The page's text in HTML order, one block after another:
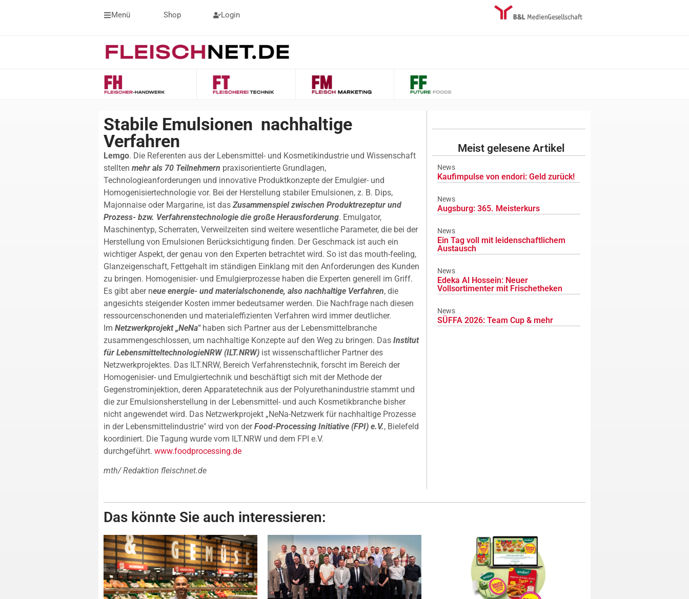
Menü Shop Login
Stabile Emulsionen  nachhaltige
Verfahren
Lemgo. Die Referenten aus der Lebensmittel- und Kosmetikindustrie und Wissenschaft
stellten mehr als 70 Teilnehmern praxisorientierte Grundlagen,
Technologieanforderungen und innovative Produktkonzepte der Emulgier- und
Homogenisiertechnologie vor. Bei der Herstellung stabiler Emulsionen, z. B. Dips,
Majonnaise oder Margarine, ist das Zusammenspiel zwischen Produktrezeptur und
Prozess- bzw. Verfahrenstechnologie die große Herausforderung. Emulgator,
Maschinentyp, Scherraten, Verweilzeiten sind weitere wesentliche Parameter, die bei der
Herstellung von Emulsionen Berücksichtigung finden. Der Geschmack ist auch ein
wichtiger Aspekt, der genau von den Experten betrachtet wird. So ist das mouth-feeling,
Glanzeigenschaft, Fettgehalt im ständigen Einklang mit den Anforderungen des Kunden
zu bringen. Homogenisier- und Emulgierprozesse haben die Experten generell im Griff.
Es gibt aber neue energie- und materialschonende, also nachhaltige Verfahren, die
angesichts steigender Kosten immer bedeutsamer werden. Die Nachfrage nach diesen
ressourcenschonenden und materialeffizienten Verfahren wird immer deutlicher.
Im Netzwerkprojekt „NeNa" haben sich Partner aus der Lebensmittelbranche
zusammengeschlossen, um nachhaltige Konzepte auf den Weg zu bringen. Das Institut
für LebensmitteltechnologieNRW (ILT.NRW) ist wissenschaftlicher Partner des
Netzwerkprojektes. Das ILT.NRW, Bereich Verfahrenstechnik, forscht im Bereich der
Homogenisier- und Emulgiertechnik und beschäftigt sich mit der Methode der
Gegenstrominjektion, deren Apparatetechnik aus der Polyurethanindustrie stammt und
die zur Emulsionsherstellung in der Lebensmittel- und auch Kosmetikbranche bisher
nicht angewendet wird. Das Netzwerkprojekt „NeNa-Netzwerk für nachhaltige Prozesse
in der Lebensmittelindustrie" wird von derFood-Processing Initiative (FPI) e.V., Bielefeld
koordiniert. Die Tagung wurde vom ILT.NRW und dem FPI e.V.
durchgeführt. www.foodprocessing.de
mth/ Redaktion fleischnet.de
Meist gelesene Artikel
News
Kaufimpulse von endori: Geld zurück!
News
Augsburg: 365. Meisterkurs
News
Ein Tag voll mit leidenschaftlichem
Austausch
News
Edeka Al Hossein: Neuer
Vollsortimenter mit Frischetheken
News
SÜFFA 2026: Team Cup & mehr
Das könnte Sie auch interessieren: